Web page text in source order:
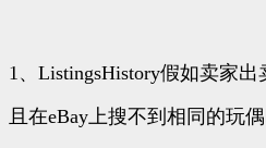
1、ListingsHistory假如卖家
且在eBay上搜不到相同的玩